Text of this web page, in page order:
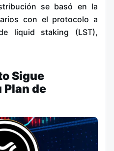
se basó en la
con el protocolo a
liquid staking (LST),
Sigue
Plan de